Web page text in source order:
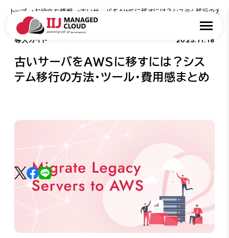
トップ お役立ち情報 古いサーバをAWSに移すには？システム移行の方法
導入ガイド 2025.11.18
古いサーバをAWSに移すには？シス
テム移行の方法・ツール・費用感まとめ